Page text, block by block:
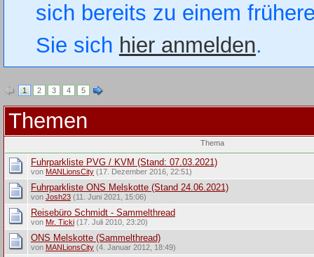
sich bereits zu einem
Sie sich hier anmelden.
1 2 3 4 5
Themen
Thema
Fuhrparkliste PVG / KVM (Stand: 07.03.2021)
von MANLionsCity(17. Dezember 2016, 22:51)
Fuhrparkliste ONS Melskotte (Stand 24.06.2021)
von Josh23(11. Juni 2021, 15:06)
Reisebüro Schmidt - Sammelthread
von Mr. Ticki(17. Juli 2010, 23:20)
ONS Melskotte (Sammelthread)
von MANLionsCity(4. Januar 2012, 18:49)